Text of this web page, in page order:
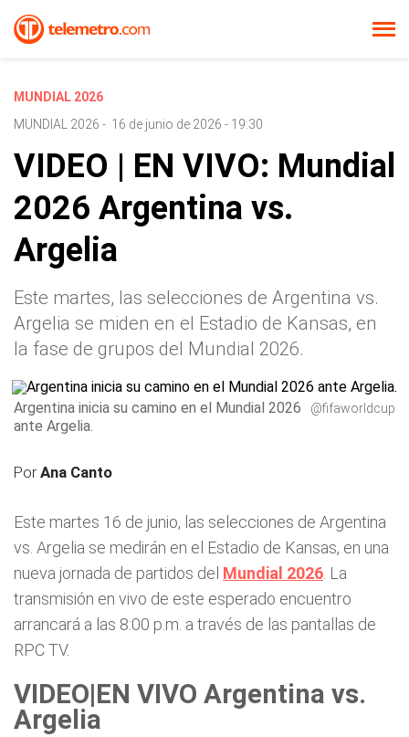
MUNDIAL 2026
MUNDIAL 2026 - 16 de junio de 2026 - 19:30
VIDEO | EN VIVO: Mundial
2026 Argentina vs.
Argelia
Este martes, las selecciones de Argentina vs.
Argelia se miden en el Estadio de Kansas, en
la fase de grupos del Mundial 2026.
Argentina inicia su camino en el Mundial 2026
ante Argelia.
@fifaworldcup
PorAna Canto
Este martes 16 de junio, las selecciones de Argentina
vs. Argelia se medirán en el Estadio de Kansas, en una
nueva jornada de partidos del Mundial 2026 . La
transmisión en vivo de este esperado encuentro
arrancará a las 8:00 p.m. a través de las pantallas de
RPC TV.
VIDEO|EN VIVO Argentina vs.
Argelia